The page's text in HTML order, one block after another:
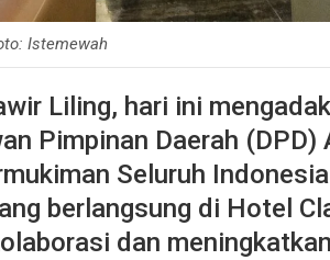
Istemewah
Liling, hari ini
Pimpinan Daerah (DPD)
Seluruh
berlangsung di Hotel
dan